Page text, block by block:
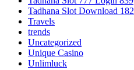
Tadhana Slot Download 182
Travels
trends
Uncategorized
Unique Casino
Unlimluck